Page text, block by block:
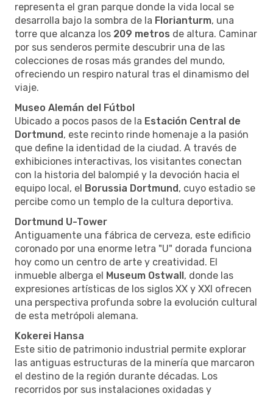
representa el gran parque donde la vida local se
desarrolla bajo la sombra de la Florianturm, una
torre que alcanza los 209 metros de altura. Caminar
por sus senderos permite descubrir una de las
colecciones de rosas más grandes del mundo,
ofreciendo un respiro natural tras el dinamismo del
viaje.
Museo Alemán del Fútbol
Ubicado a pocos pasos de la Estación Central de
Dortmund, este recinto rinde homenaje a la pasión
que define la identidad de la ciudad. A través de
exhibiciones interactivas, los visitantes conectan
con la historia del balompié y la devoción hacia el
equipo local, el Borussia Dortmund, cuyo estadio se
percibe como un templo de la cultura deportiva.
Dortmund U-Tower
Antiguamente una fábrica de cerveza, este edificio
coronado por una enorme letra "U" dorada funciona
hoy como un centro de arte y creatividad. El
inmueble alberga el Museum Ostwall, donde las
expresiones artísticas de los siglos XX y XXI ofrecen
una perspectiva profunda sobre la evolución cultural
de esta metrópoli alemana.
Kokerei Hansa
Este sitio de patrimonio industrial permite explorar
las antiguas estructuras de la minería que marcaron
el destino de la región durante décadas. Los
recorridos por sus instalaciones oxidadas y